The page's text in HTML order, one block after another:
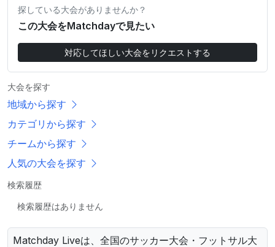
探している大会がありませんか？
この大会をMatchdayで見たい
対応してほしい大会をリクエストする
大会を探す
地域から探す
カテゴリから探す
チームから探す
人気の大会を探す
検索履歴
検索履歴はありません
Matchday Liveは、全国のサッカー大会・フットサル大